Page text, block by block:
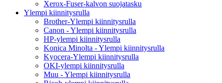
Xerox-Fuser-kalvon suojatasku
Ylempi kiinnitysrulla
Brother-Ylempi kiinnitysrulla
Canon - Ylempi kiinnitysrulla
HP-ylempi kiinnitysrulla
Konica Minolta - Ylempi kiinnitysrulla
Kyocera-Ylempi kiinnitysrulla
OKI-ylempi kiinnitysrulla
Muu - Ylempi kiinnitysrulla